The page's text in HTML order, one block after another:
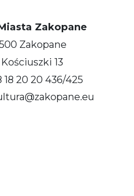
Zakopane
Zakopane
13
18 20 20 436/425